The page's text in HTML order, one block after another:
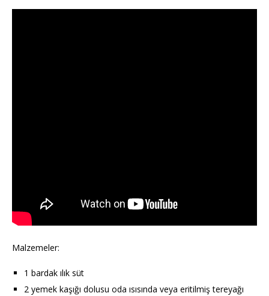
Malzemeler:
1 bardak ılık süt
2 yemek kaşığı dolusu oda ısısında veya eritilmiş tereyağı